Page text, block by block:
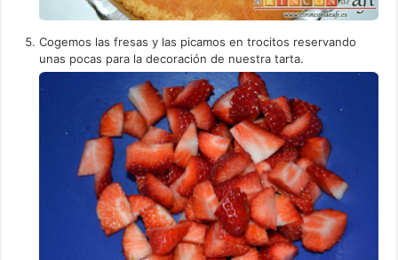
Cogemos las fresas y las picamos en trocitos reservando
unas pocas para la decoración de nuestra tarta.